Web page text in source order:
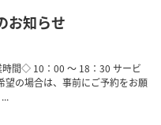
お知らせ
間◇ 10：00 ～ 18：30 サービ
の場合は、事前にご予約をお願